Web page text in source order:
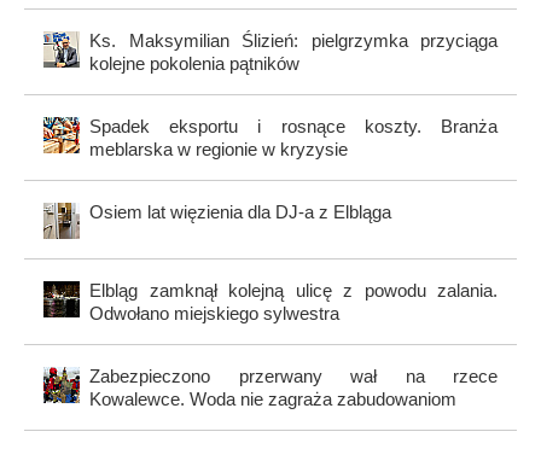
Ks. Maksymilian Ślizień: pielgrzymka przyciąga
kolejne pokolenia pątników
Spadek eksportu i rosnące koszty. Branża
meblarska w regionie w kryzysie
Osiem lat więzienia dla DJ-a z Elbląga
Elbląg zamknął kolejną ulicę z powodu zalania.
Odwołano miejskiego sylwestra
Zabezpieczono przerwany wał na rzece
Kowalewce. Woda nie zagraża zabudowaniom